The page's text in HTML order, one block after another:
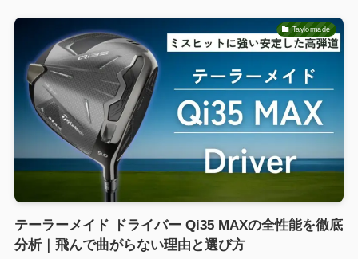
Taylormade
テーラーメイド ドライバー Qi35 MAXの全性能を徹底
分析｜飛んで曲がらない理由と選び方